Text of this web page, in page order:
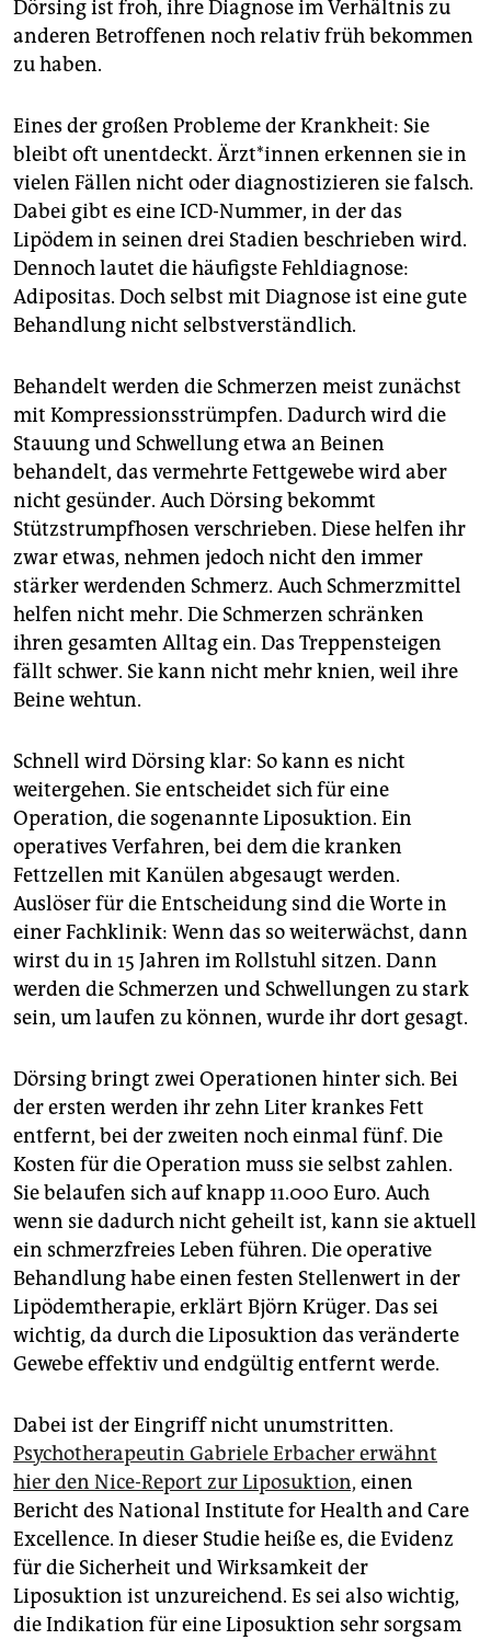
Dörsing ist froh, ihre Diagnose im Verhältnis zu
anderen Betroffenen noch relativ früh bekommen
zu haben.
Eines der großen Probleme der Krankheit: Sie
bleibt oft unentdeckt. Ärz­t*in­nen erkennen sie in
vielen Fällen nicht oder diagnostizieren sie falsch.
Dabei gibt es eine ICD-Nummer, in der das
Lipödem in seinen drei Stadien beschrieben wird.
Dennoch lautet die häufigste Fehldiagnose:
Adipositas. Doch selbst mit Diagnose ist eine gute
Behandlung nicht selbstverständlich.
Behandelt werden die Schmerzen meist zunächst
mit Kompressionsstrümpfen. Dadurch wird die
Stauung und Schwellung etwa an Beinen
behandelt, das vermehrte Fettgewebe wird aber
nicht gesünder. Auch Dörsing bekommt
Stützstrumpfhosen verschrieben. Diese helfen ihr
zwar etwas, nehmen jedoch nicht den immer
stärker werdenden Schmerz. Auch Schmerzmittel
helfen nicht mehr. Die Schmerzen schränken
ihren gesamten Alltag ein. Das Treppensteigen
fällt schwer. Sie kann nicht mehr knien, weil ihre
Beine wehtun.
Schnell wird Dörsing klar: So kann es nicht
weitergehen. Sie entscheidet sich für eine
Operation, die sogenannte Liposuktion. Ein
operatives Verfahren, bei dem die kranken
Fettzellen mit Kanülen abgesaugt werden.
Auslöser für die Entscheidung sind die Worte in
einer Fachklinik: Wenn das so weiterwächst, dann
wirst du in 15 Jahren im Rollstuhl sitzen. Dann
werden die Schmerzen und Schwellungen zu stark
sein, um laufen zu können, wurde ihr dort gesagt.
Dörsing bringt zwei Operationen hinter sich. Bei
der ersten werden ihr zehn Liter krankes Fett
entfernt, bei der zweiten noch einmal fünf. Die
Kosten für die Operation muss sie selbst zahlen.
Sie belaufen sich auf knapp 11.000 Euro. Auch
wenn sie dadurch nicht geheilt ist, kann sie aktuell
ein schmerzfreies Leben führen. Die operative
Behandlung habe einen festen Stellenwert in der
Lipödemtherapie, erklärt Björn Krüger. Das sei
wichtig, da durch die Liposuktion das veränderte
Gewebe effektiv und endgültig entfernt werde.
Dabei ist der Eingriff nicht unumstritten.
Psychotherapeutin Gabriele Erbacher erwähnt
hier den Nice-Report zur Liposuktion, einen
Bericht des National Institute for Health and Care
Excellence. In dieser Studie heiße es, die Evidenz
für die Sicherheit und Wirksamkeit der
Liposuktion ist unzureichend. Es sei also wichtig,
die Indikation für eine Liposuktion sehr sorgsam